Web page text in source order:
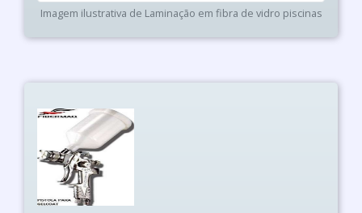
Imagem ilustrativa de Laminação em fibra de vidro piscinas